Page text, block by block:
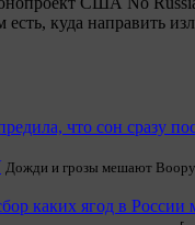
есть, куда направить
что сон сразу
Дожди и грозы мешают
каких ягод в